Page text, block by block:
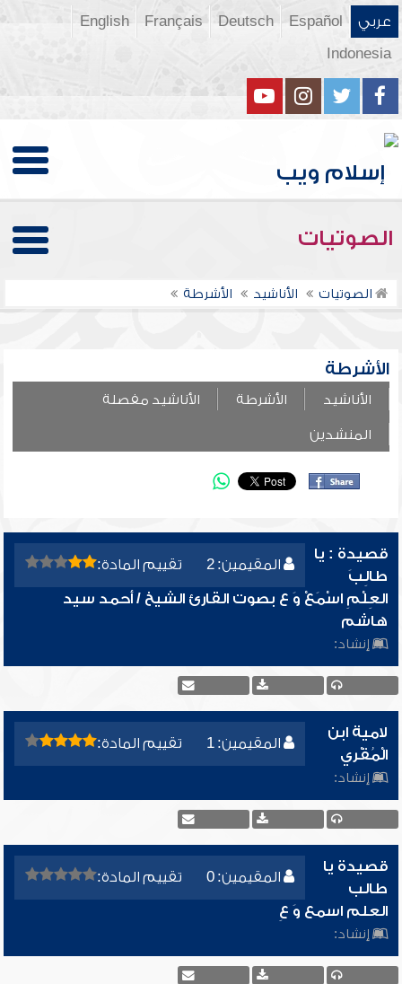
عربي Español
Deutsch
Français
English
Indonesia
الصوتيات
الصوتيات الأناشيد الأشرطة
الأشرطة
الأناشيد الأشرطة الأناشيد مفصلة
المنشدين
المقيمين: 2 تقييم المادة:
قصيدة : يا
طالِبَ
العِلْمِ اسْمَعْ وَ ع بصوت القارئ الشيخ / أحمد سيد
هاشم
إنشاد:
المقيمين: 1 تقييم المادة:
لامية ابن
الْمُقْري
إنشاد:
المقيمين: 0 تقييم المادة:
قصيدة يا
طالب
العلم اسمع وَ عِ
إنشاد: